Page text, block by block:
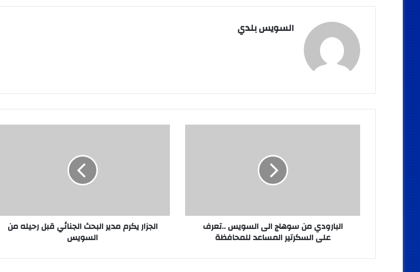
السويس بلدي
المساعد
للمحافظةالبارودي من سوهاج الى السويس ..تعرف
على السكرتير المساعد للمحافظة
السويس
الجزار يكرم مدير البحث الجنائي قبل رحيله من
السويس